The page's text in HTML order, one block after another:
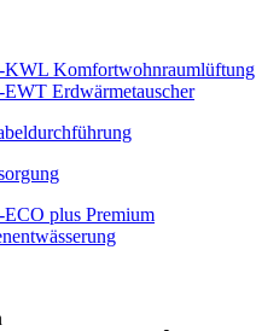
Komfortwohnraumlüftung
Erdwärmetauscher
plus Premium